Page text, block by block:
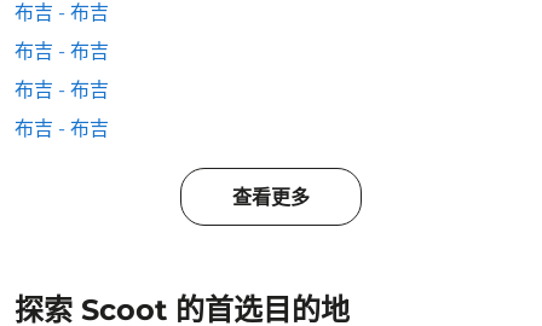
布吉 - 布吉
布吉 - 布吉
布吉 - 布吉
布吉 - 布吉
查看更多
探索 Scoot 的首选目的地